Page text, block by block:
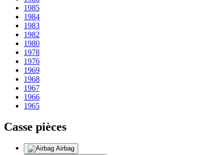
1985
1984
1983
1982
1980
1978
1976
1969
1968
1967
1966
1965
Casse pièces
Airbag